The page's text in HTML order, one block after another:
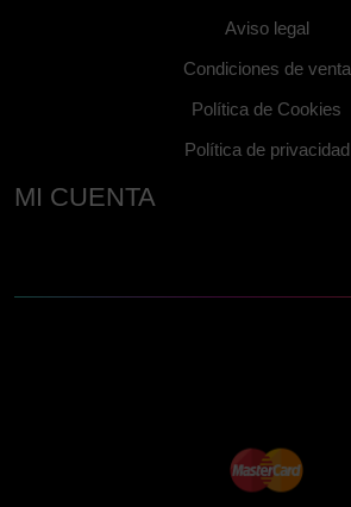
Aviso legal
Condiciones de venta
Política de Cookies
Política de privacidad
MI CUENTA